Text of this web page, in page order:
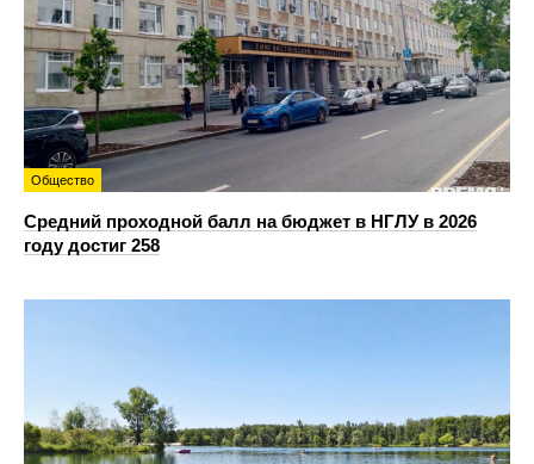
Общество
Средний проходной балл на бюджет в НГЛУ в 2026
году достиг 258